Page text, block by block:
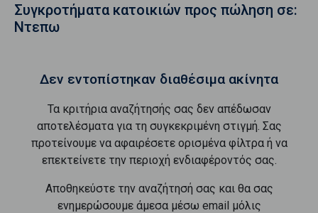
Συγκροτήματα κατοικιών προς πώληση σε:
Ντεπω
Δεν εντοπίστηκαν διαθέσιμα ακίνητα
Τα κριτήρια αναζήτησής σας δεν απέδωσαν
αποτελέσματα για τη συγκεκριμένη στιγμή. Σας
προτείνουμε να αφαιρέσετε ορισμένα φίλτρα ή να
επεκτείνετε την περιοχή ενδιαφέροντός σας.
Αποθηκεύστε την αναζήτησή σας και θα σας
ενημερώσουμε άμεσα μέσω email μόλις